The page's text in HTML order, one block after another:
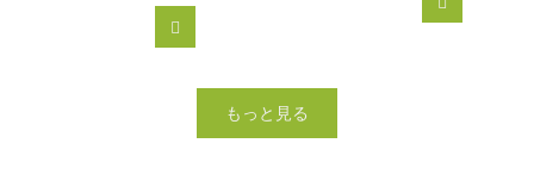
もっと見る